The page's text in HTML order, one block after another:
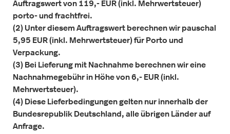
Auftragswert von 119,- EUR (inkl. Mehrwertsteuer)
porto- und frachtfrei.
(2) Unter diesem Auftragswert berechnen wir pauschal
5,95 EUR (inkl. Mehrwertsteuer) für Porto und
Verpackung.
(3) Bei Lieferung mit Nachnahme berechnen wir eine
Nachnahmegebühr in Höhe von 6,- EUR (inkl.
Mehrwertsteuer).
(4) Diese Lieferbedingungen gelten nur innerhalb der
Bundesrepublik Deutschland, alle übrigen Länder auf
Anfrage.